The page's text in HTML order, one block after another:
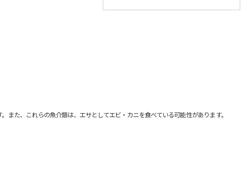
た、これらの魚介類は、エサとしてエビ・カニを食べている可能性があります。